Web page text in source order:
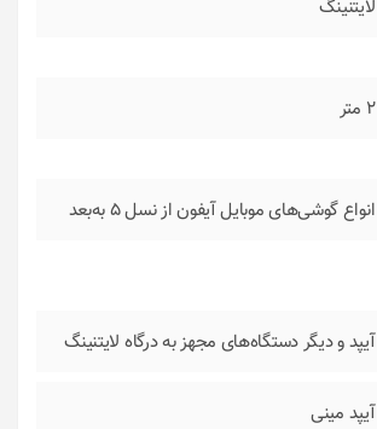
لایتنینگ
2 متر
انواع گوشی‌های موبایل آیفون از نسل ۵ به‌بعد
آیپد و دیگر دستگاه‌های مجهز به درگاه لایتنینگ
آیپد مینی